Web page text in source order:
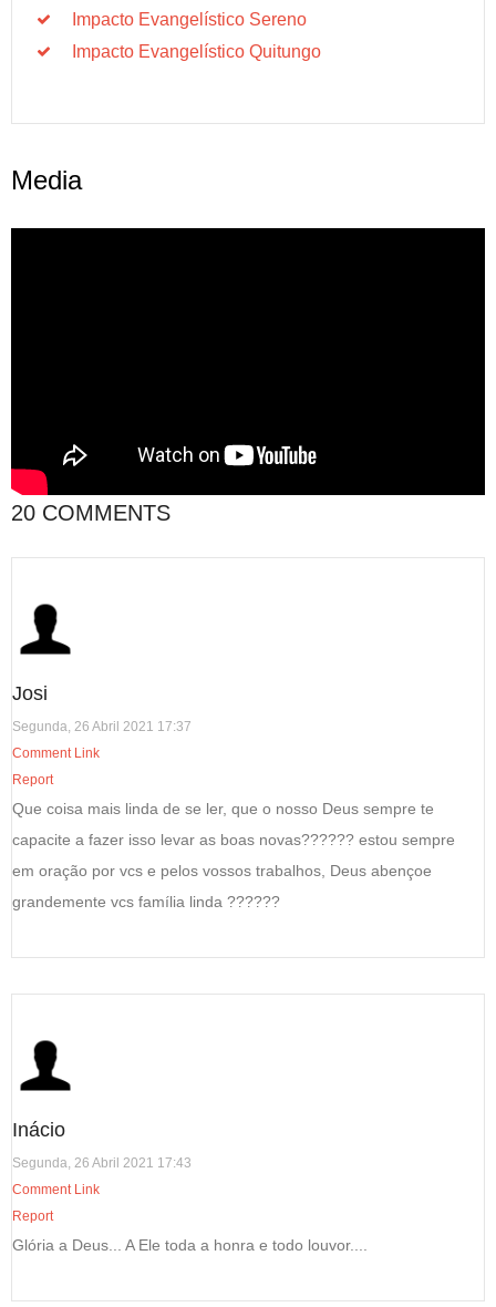
Impacto Evangelístico Sereno
Impacto Evangelístico Quitungo
Media
20 COMMENTS
Josi
Segunda, 26 Abril 2021 17:37
Comment Link
Report
Que coisa mais linda de se ler, que o nosso Deus sempre te
capacite a fazer isso levar as boas novas?????? estou sempre
em oração por vcs e pelos vossos trabalhos, Deus abençoe
grandemente vcs família linda ??????
Inácio
Segunda, 26 Abril 2021 17:43
Comment Link
Report
Glória a Deus... A Ele toda a honra e todo louvor....